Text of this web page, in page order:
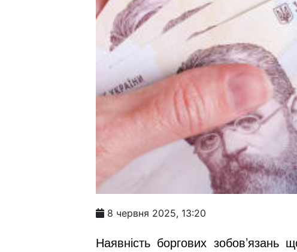
8 червня 2025, 13:20
Наявність боргових